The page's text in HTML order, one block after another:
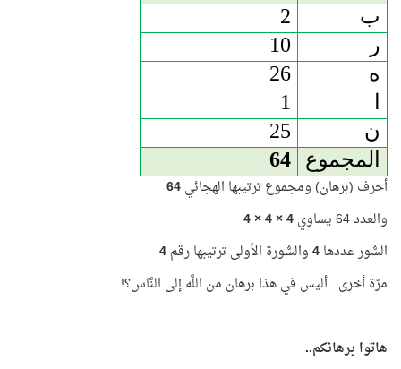
ب
2
ر
10
ه
26
1
ن
25
المجموع
64
أحرف (برهان) ومجموع ترتيبها الهجائي64
والعدد 64 يساوي
4 × 4 × 4
السُّور عددها4والسُّورة الأولى ترتيبها رقم4
مرّة أخرى.. أليس في هذا برهان من اللَّه إلى النَّاس؟!
هاتوا برهانكم..